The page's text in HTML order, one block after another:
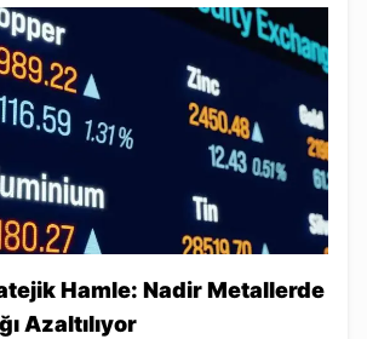
Hamle: Nadir Metallerde
Azaltılıyor